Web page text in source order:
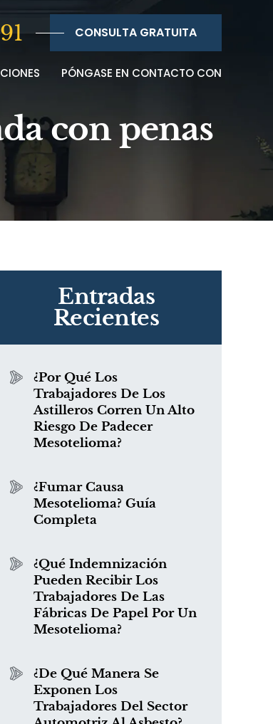
CONSULTA GRATUITA
PÓNGASE EN CONTACTO CON
con penas
Entradas
Recientes
¿Por Qué Los
Trabajadores De Los
Astilleros Corren Un Alto
Riesgo De Padecer
Mesotelioma?
¿Fumar Causa
Mesotelioma? Guía
Completa
¿Qué Indemnización
Pueden Recibir Los
Trabajadores De Las
Fábricas De Papel Por Un
Mesotelioma?
¿De Qué Manera Se
Exponen Los
Trabajadores Del Sector